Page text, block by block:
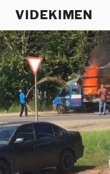
VIDEKIMEN